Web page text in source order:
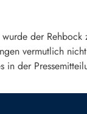
der Rehbock
vermutlich
in der